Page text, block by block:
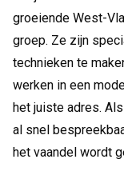
groeiende West-
groep. Ze zijn
technieken te
werken in een
het juiste adres.
al snel
het vaandel wordt